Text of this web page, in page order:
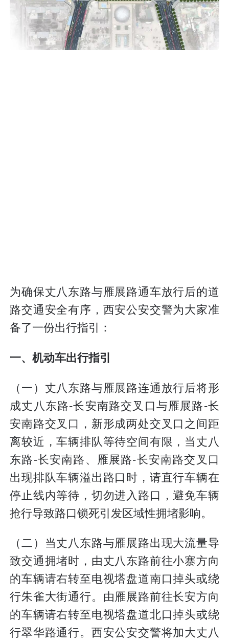
为确保丈八东路与雁展路通车放行后的道
路交通安全有序，西安公安交警为大家准
备了一份出行指引：
一、机动车出行指引
（一）丈八东路与雁展路连通放行后将形
成丈八东路-长安南路交叉口与雁展路-长
安南路交叉口，新形成两处交叉口之间距
离较近，车辆排队等待空间有限，当丈八
东路-长安南路、雁展路-长安南路交叉口
出现排队车辆溢出路口时，请直行车辆在
停止线内等待，切勿进入路口，避免车辆
抢行导致路口锁死引发区域性拥堵影响。
（二）当丈八东路与雁展路出现大流量导
致交通拥堵时，由丈八东路前往小寨方向
的车辆请右转至电视塔盘道南口掉头或绕
行朱雀大街通行。由雁展路前往长安方向
的车辆请右转至电视塔盘道北口掉头或绕
行翠华路通行。西安公安交警将加大丈八